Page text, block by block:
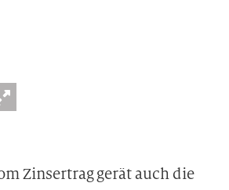
Zinsertrag gerät auch die